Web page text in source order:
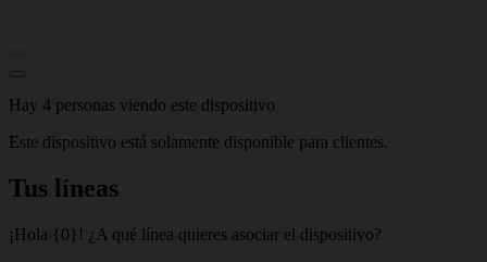
Hay 4 personas viendo este dispositivo
Este dispositivo está solamente disponible para clientes.
Tus líneas
¡Hola {0}! ¿A qué línea quieres asociar el dispositivo?